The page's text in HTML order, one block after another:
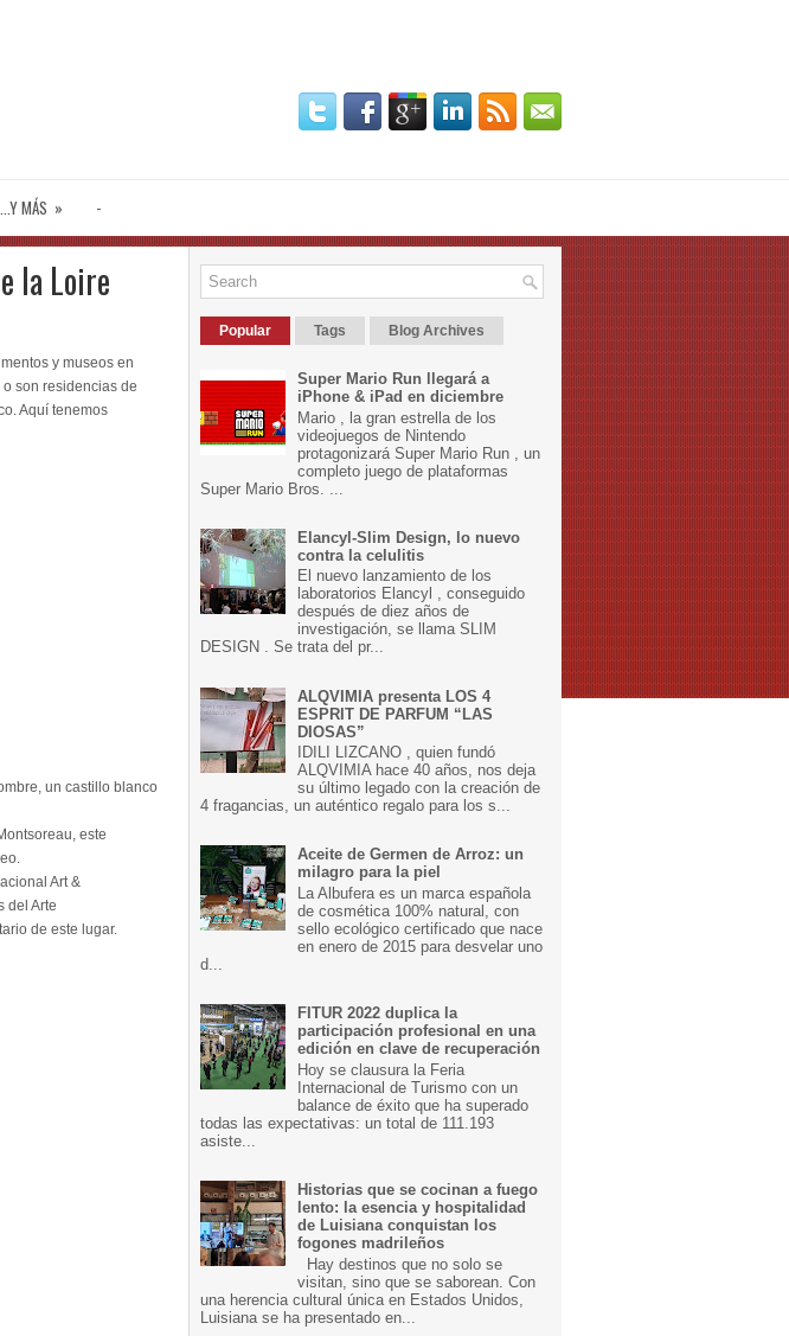
...Y MÁS » -
la Loire
y museos en
son residencias de
Aquí tenemos
un castillo blanco
este
Art &
del Arte
de este lugar.
Popular Tags Blog Archives
Super Mario Run llegará a
iPhone & iPad en diciembre
Mario , la gran estrella de los
videojuegos de Nintendo
protagonizará Super Mario Run , un
completo juego de plataformas
Super Mario Bros. ...
Elancyl-Slim Design, lo nuevo
contra la celulitis
El nuevo lanzamiento de los
laboratorios Elancyl , conseguido
después de diez años de
investigación, se llama SLIM
DESIGN . Se trata del pr...
ALQVIMIA presenta LOS 4
ESPRIT DE PARFUM “LAS
DIOSAS”
IDILI LIZCANO , quien fundó
ALQVIMIA hace 40 años, nos deja
su último legado con la creación de
4 fragancias, un auténtico regalo para los s...
Aceite de Germen de Arroz: un
milagro para la piel
La Albufera es un marca española
de cosmética 100% natural, con
sello ecológico certificado que nace
en enero de 2015 para desvelar uno
d...
FITUR 2022 duplica la
participación profesional en una
edición en clave de recuperación
Hoy se clausura la Feria
Internacional de Turismo con un
balance de éxito que ha superado
todas las expectativas: un total de 111.193
asiste...
Historias que se cocinan a fuego
lento: la esencia y hospitalidad
de Luisiana conquistan los
fogones madrileños
Hay destinos que no solo se
visitan, sino que se saborean. Con
una herencia cultural única en Estados Unidos,
Luisiana se ha presentado en...